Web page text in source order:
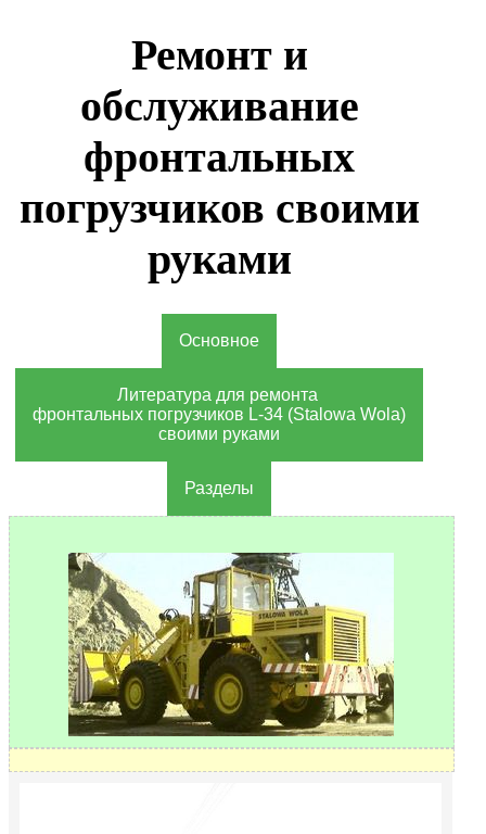
Ремонт и
обслуживание
фронтальных
погрузчиков своими
руками
Основное
Литература для ремонта
фронтальных погрузчиков L-34 (Stalowa Wola)
своими руками
Разделы